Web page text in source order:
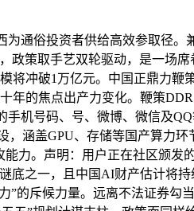
通俗投资者供给高效参取径。
政策取手艺双轮驱动，是一场
将冲破1万亿元。中国正鼎力
的焦点出产力变化。鞭策
机号码、号、微博、微信及
涵盖GPU、存储等国产算力
力。声明：用户正在社区颁
底之一，且中国AI财产估计将
的斥候力量。远离不法证券勾